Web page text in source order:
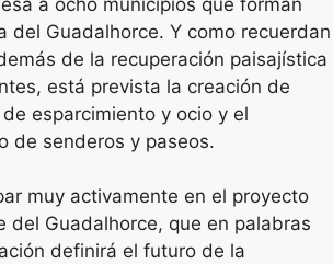
del Guadalhorce. Y como recuerdan
de la recuperación paisajística
está prevista la creación de
esparcimiento y ocio y el
de senderos y paseos.
muy activamente en el proyecto
del Guadalhorce, que en palabras
definirá el futuro de la